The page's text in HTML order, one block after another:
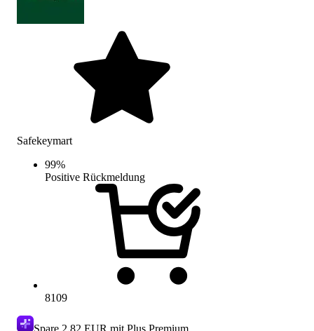
Safekeymart
99%
Positive Rückmeldung
8109
Spare 2.82 EUR mit Plus Premium